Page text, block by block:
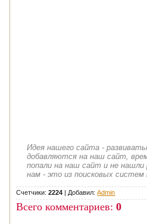
Идея нашего сайта -
добавляются на наш сайт,
попали на наш сайт и не
нам - это из поисковых систем
Счетчики:2224 | Добавил:Admin
Всего комментариев:0